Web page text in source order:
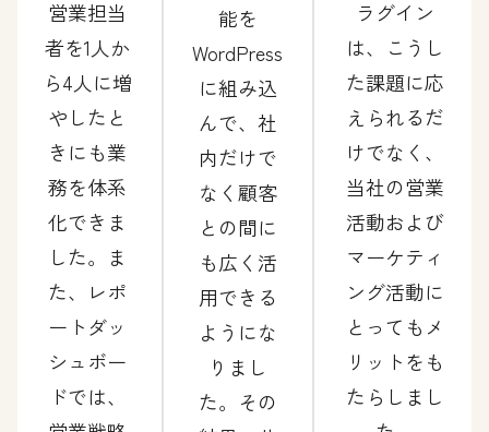
営業担当
者を1人か
ら4人に増
やしたと
きにも業
務を体系
化できま
した。ま
た、レポ
ートダッ
シュボー
ドでは、
能を
WordPress
に組み込
んで、社
内だけで
なく顧客
との間に
も広く活
用できる
ようにな
りまし
た。その
ラグイン
は、こうし
た課題に応
えられるだ
けでなく、
当社の営業
活動および
マーケティ
ング活動に
とってもメ
リットをも
たらしまし